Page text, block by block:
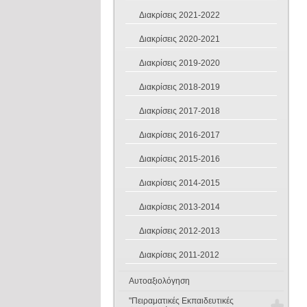
Όμιλοι 2020-2021
Όμιλοι 2019-2020
Όμιλοι 2018-2019
Όμιλοι 2012-2013
Φυσική
Αγγλικά 2019-2020
Φυσική Αγωγή 2020
Διακρίσεις 2021-2022
Διακρίσεις 2020-2021
Διακρίσεις 2019-2020
Διακρίσεις 2018-2019
Διακρίσεις 2017-2018
Διακρίσεις 2016-2017
Διακρίσεις 2015-2016
Διακρίσεις 2014-2015
Διακρίσεις 2013-2014
Διακρίσεις 2012-2013
Διακρίσεις 2011-2012
Αυτοαξιολόγηση
"Πειραματικές Εκπαιδευτικές